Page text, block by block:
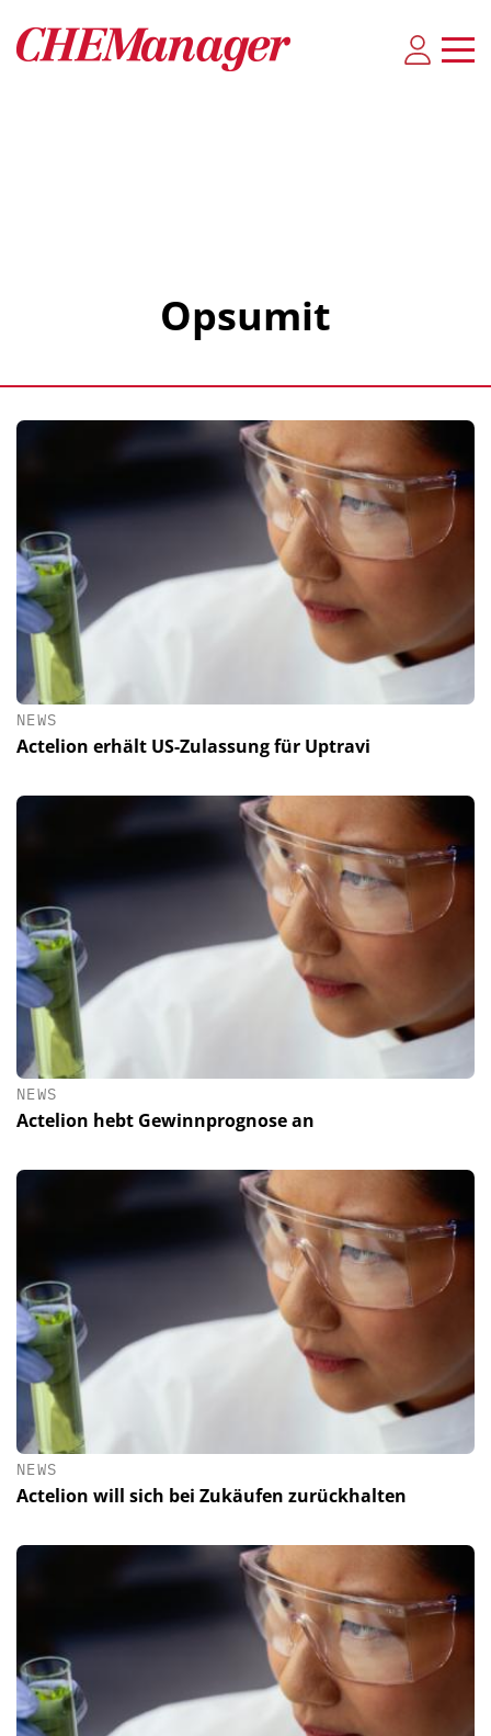
Opsumit
NEWS
Actelion erhält US-Zulassung für Uptravi
NEWS
Actelion hebt Gewinnprognose an
NEWS
Actelion will sich bei Zukäufen zurückhalten